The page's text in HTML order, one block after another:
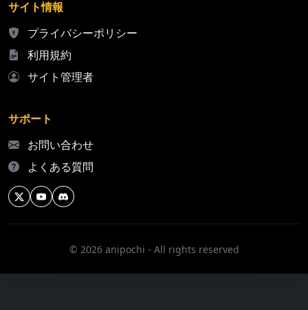
サイト情報
プライバシーポリシー
利用規約
サイト管理者
サポート
お問い合わせ
よくある質問
© 2026 anipochi - All rights reserved